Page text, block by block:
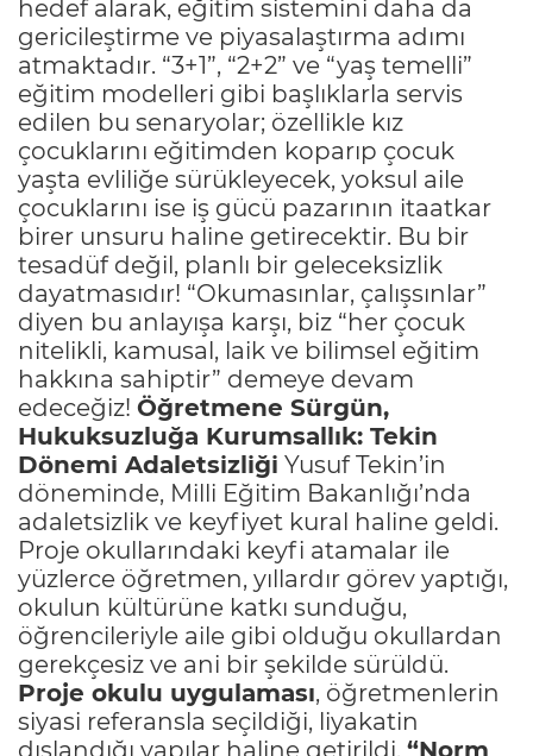
hedef alarak, eğitim sistemini daha da
gericileştirme ve piyasalaştırma adımı
atmaktadır. “3+1”, “2+2” ve “yaş temelli”
eğitim modelleri gibi başlıklarla servis
edilen bu senaryolar; özellikle kız
çocuklarını eğitimden koparıp çocuk
yaşta evliliğe sürükleyecek, yoksul aile
çocuklarını ise iş gücü pazarının itaatkar
birer unsuru haline getirecektir. Bu bir
tesadüf değil, planlı bir geleceksizlik
dayatmasıdır! “Okumasınlar, çalışsınlar”
diyen bu anlayışa karşı, biz “her çocuk
nitelikli, kamusal, laik ve bilimsel eğitim
hakkına sahiptir” demeye devam
edeceğiz! Öğretmene Sürgün,
Hukuksuzluğa Kurumsallık: Tekin
Dönemi Adaletsizliği Yusuf Tekin’in
döneminde, Milli Eğitim Bakanlığı’nda
adaletsizlik ve keyfiyet kural haline geldi.
Proje okullarındaki keyfi atamalar ile
yüzlerce öğretmen, yıllardır görev yaptığı,
okulun kültürüne katkı sunduğu,
öğrencileriyle aile gibi olduğu okullardan
gerekçesiz ve ani bir şekilde sürüldü.
Proje okulu uygulaması, öğretmenlerin
siyasi referansla seçildiği, liyakatin
dışlandığı yapılar haline getirildi. “Norm